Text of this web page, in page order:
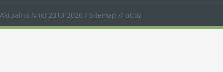
Aktualno.lv (c) 2013-2026 / Sitemap // uCoz